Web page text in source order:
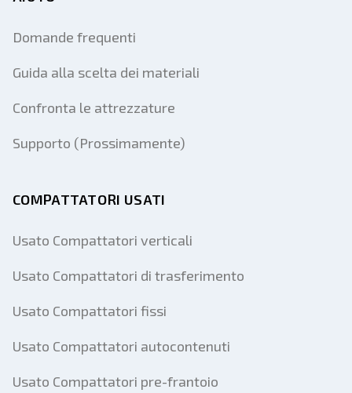
Domande frequenti
Guida alla scelta dei materiali
Confronta le attrezzature
Supporto (Prossimamente)
COMPATTATORI USATI
Usato Compattatori verticali
Usato Compattatori di trasferimento
Usato Compattatori fissi
Usato Compattatori autocontenuti
Usato Compattatori pre-frantoio